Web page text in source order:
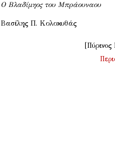
Ο Βλαδίμηος του Μπράουναου
Βασίλης Π. Κολοκυθάς